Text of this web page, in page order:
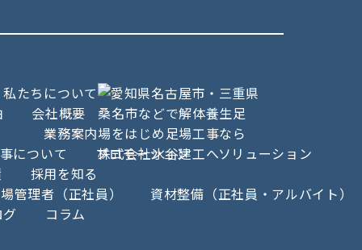
私たちについて
会社概要
業務案内
について プロモーション
ソリューション
採用を知る
管理者（正社員）
資材整備（正社員・アルバイト）
グ
コラム